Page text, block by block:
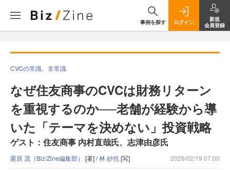
事例を探す ログイン
新規
会員登録
CVCの常識、非常識
なぜ住友商事のCVCは財務リターン
を重視するのか──老舗が経験から導
いた「テーマを決めない」投資戦略
ゲスト：住友商事 内村直哉氏、志津由彦氏
栗原 茂（Biz/Zine編集部） [著] /林 紗也[写] 2026/02/19 07:00